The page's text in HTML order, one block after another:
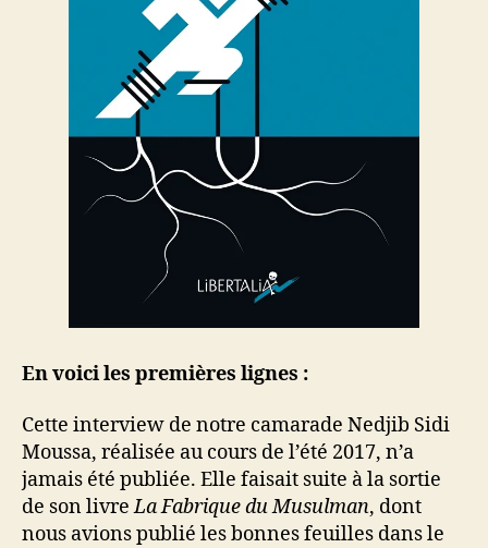
En voici les premières lignes :
Cette interview de notre camarade Nedjib Sidi
Moussa, réalisée au cours de l’été 2017, n’a
jamais été publiée. Elle faisait suite à la sortie
de son livreLa Fabrique du Musulman, dont
nous avions publié les bonnes feuilles dans le